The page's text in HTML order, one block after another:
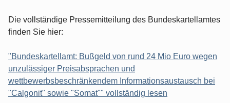
Die vollständige Pressemitteilung des Bundeskartellamtes
finden Sie hier:
"Bundeskartellamt: Bußgeld von rund 24 Mio Euro wegen
unzulässiger Preisabsprachen und
wettbewerbsbeschränkendem Informationsaustausch bei
"Calgonit" sowie "Somat"" vollständig lesen